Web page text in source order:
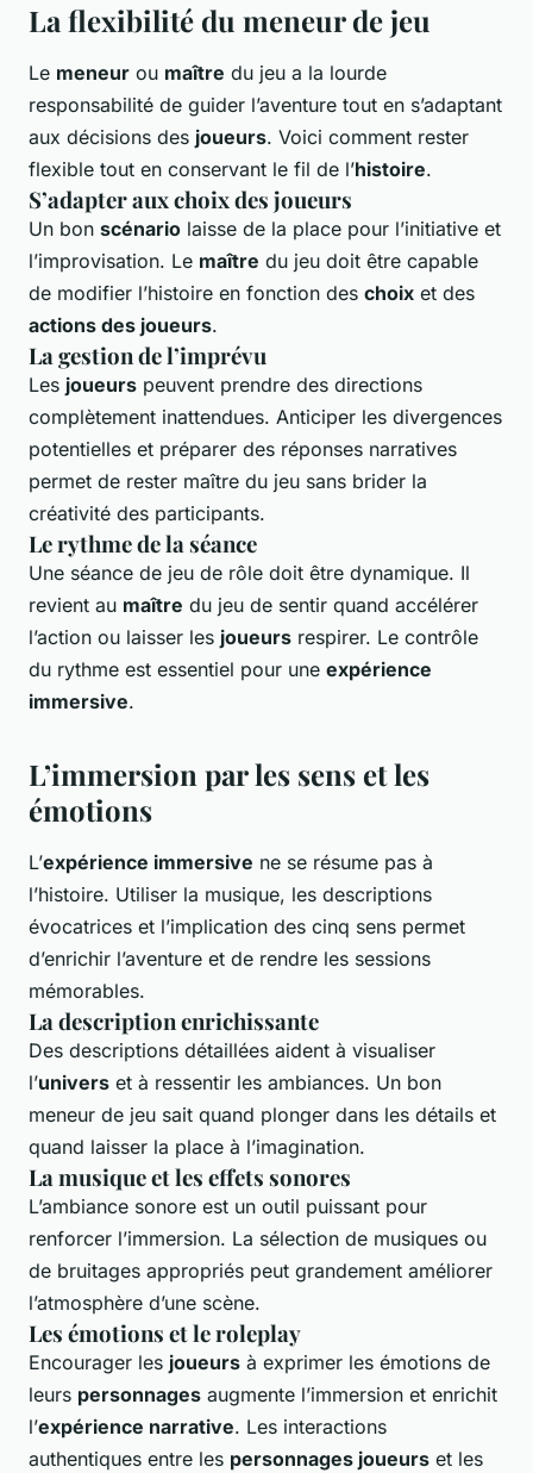
La flexibilité du meneur de jeu
Le meneur ou maître du jeu a la lourde
responsabilité de guider l’aventure tout en s’adaptant
aux décisions des joueurs. Voici comment rester
flexible tout en conservant le fil de l’histoire.
S’adapter aux choix des joueurs
Un bon scénario laisse de la place pour l’initiative et
l’improvisation. Le maître du jeu doit être capable
de modifier l’histoire en fonction des choix et des
actions des joueurs.
La gestion de l’imprévu
Les joueurs peuvent prendre des directions
complètement inattendues. Anticiper les divergences
potentielles et préparer des réponses narratives
permet de rester maître du jeu sans brider la
créativité des participants.
Le rythme de la séance
Une séance de jeu de rôle doit être dynamique. Il
revient au maître du jeu de sentir quand accélérer
l’action ou laisser les joueurs respirer. Le contrôle
du rythme est essentiel pour une expérience
immersive.
L’immersion par les sens et les
émotions
L’expérience immersive ne se résume pas à
l’histoire. Utiliser la musique, les descriptions
évocatrices et l’implication des cinq sens permet
d’enrichir l’aventure et de rendre les sessions
mémorables.
La description enrichissante
Des descriptions détaillées aident à visualiser
l’univers et à ressentir les ambiances. Un bon
meneur de jeu sait quand plonger dans les détails et
quand laisser la place à l’imagination.
La musique et les effets sonores
L’ambiance sonore est un outil puissant pour
renforcer l’immersion. La sélection de musiques ou
de bruitages appropriés peut grandement améliorer
l’atmosphère d’une scène.
Les émotions et le roleplay
Encourager les joueurs à exprimer les émotions de
leurs personnages augmente l’immersion et enrichit
l’expérience narrative. Les interactions
authentiques entre les personnages joueurs et les